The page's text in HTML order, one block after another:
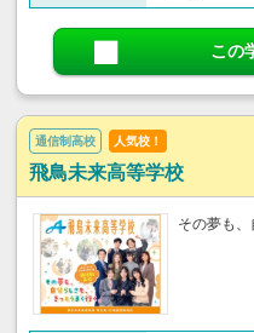
この
通信制高校 人気校！
飛鳥未来高等学校
その夢も、